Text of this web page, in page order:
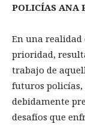
POLICÍAS ANA
En una realidad
prioridad,
trabajo de
futuros policías,
debidamente
desafíos que